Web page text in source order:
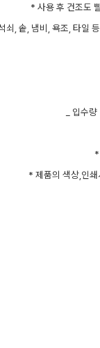
* 사용 후 건조도
쇠, 솥, 냄비, 욕조, 타일
_ 입수
* 제품의 색상,인